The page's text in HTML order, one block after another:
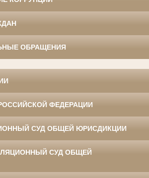
ОБРАЩЕНИЯ
ФЕДЕРАЦИИ
СУД ОБЩЕЙ ЮРИСДИКЦИИ
СУД ОБЩЕЙ